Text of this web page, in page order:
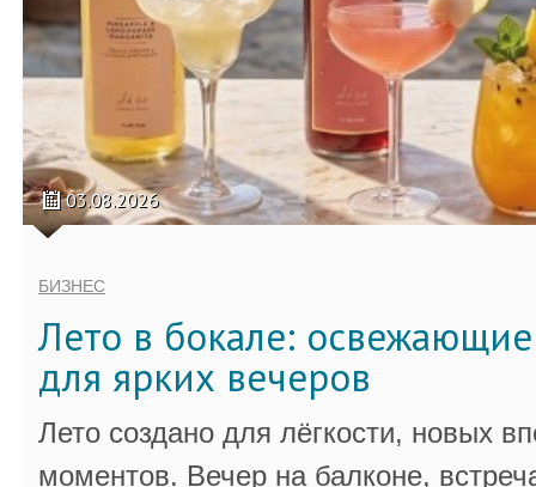
03.08.2026
БИЗНЕС
Лето в бокале:
для ярких вечеров
Лето создано для лёгкости, новых
моментов. Вечер на балконе,